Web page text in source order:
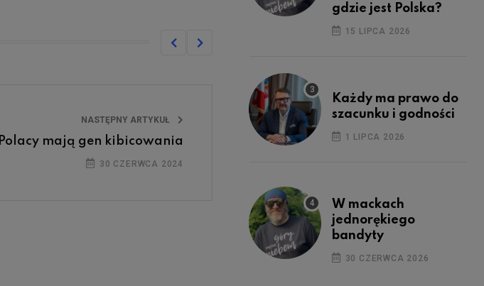
NASTĘPNY ARTYKUŁ
Polacy mają gen kibicowania
30 CZERWCA 2024
gdzie jest Polska?
15 LIPCA 2026
Każdy ma prawo do
szacunku i godności
1 LIPCA 2026
W mackach
jednorękiego
bandyty
30 CZERWCA 2026